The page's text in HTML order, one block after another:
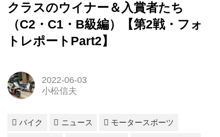
クラスのウイナー＆入賞者たち
（C2・C1・B級編）【第2戦・フォ
トレポートPart2】
2022-06-03
小松信夫
バイク ニュース モータースポーツ